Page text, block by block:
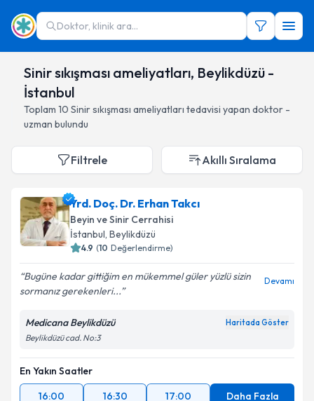
Doktor, klinik ara...
Sinir sıkışması ameliyatları, Beylikdüzü -
İstanbul
Toplam 10 Sinir sıkışması ameliyatları tedavisi yapan doktor -
uzman bulundu
Filtrele Akıllı Sıralama
Yrd. Doç. Dr. Erhan Takcı
Beyin ve Sinir Cerrahisi
İstanbul, Beylikdüzü
4.9 (10 Değerlendirme)
Bugüne kadar gittiğim en mükemmel güler yüzlü sizin
sormanız gerekenleri...
Devamı
Medicana Beylikdüzü Haritada Göster
Beylikdüzü cad. No:3
En Yakın Saatler
16:00
16:30 17:00 Daha Fazla